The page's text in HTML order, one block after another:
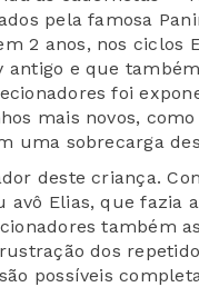
pela famosa
2 anos, nos
antigo e que
foi
mais novos,
uma sobrecarga
deste criança.
avô Elias, que fazia
também
dos
possíveis